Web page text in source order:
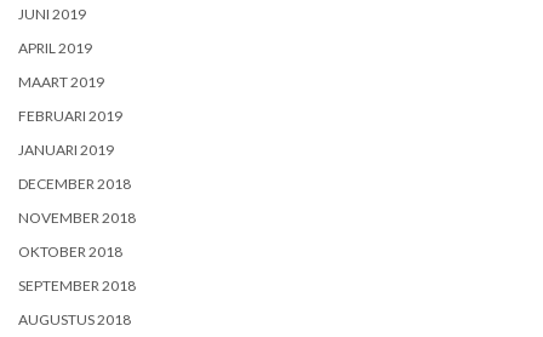
JUNI 2019
APRIL 2019
MAART 2019
FEBRUARI 2019
JANUARI 2019
DECEMBER 2018
NOVEMBER 2018
OKTOBER 2018
SEPTEMBER 2018
AUGUSTUS 2018